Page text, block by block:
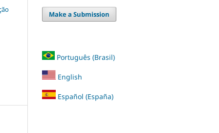
Make a Submission
Português (Brasil)
English
Español (España)